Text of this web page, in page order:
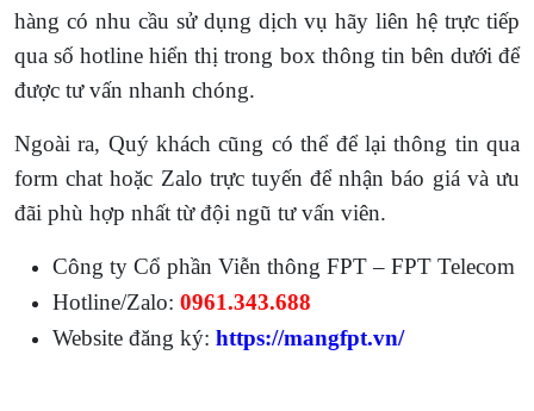
hàng có nhu cầu sử dụng dịch vụ hãy liên hệ trực tiếp
qua số hotline hiển thị trong box thông tin bên dưới để
được tư vấn nhanh chóng.
Ngoài ra, Quý khách cũng có thể để lại thông tin qua
form chat hoặc Zalo trực tuyến để nhận báo giá và ưu
đãi phù hợp nhất từ đội ngũ tư vấn viên.
Công ty Cổ phần Viễn thông FPT – FPT Telecom
Hotline/Zalo: 0961.343.688
Website đăng ký: https://mangfpt.vn/